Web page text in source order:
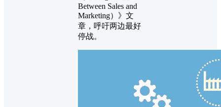
Between Sales and
Marketing）》文
章，呼吁两边最好
停战。